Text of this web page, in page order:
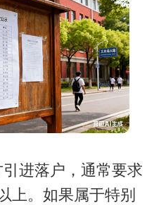
进落户，通常要求
上。如果属于特别